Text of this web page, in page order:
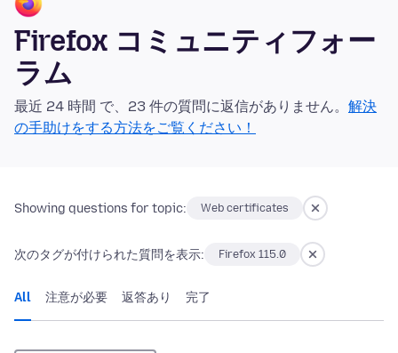
Firefox コミュニティフォー
ラム
最近 24 時間 で、23 件の質問に返信がありません。 解決
の手助けをする方法をご覧ください！
Showing questions for topic: Web certificates
次のタグが付けられた質問を表示: Firefox 115.0
All 注意が必要 返答あり 完了